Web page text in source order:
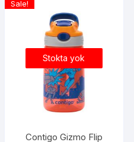
Stokta yok
Sale!
Contigo Gizmo Flip